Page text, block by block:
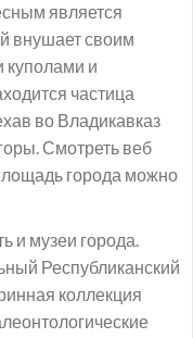
является
внушает своим
куполами и
частица
во Владикавказ
Смотреть веб
города можно
и музеи города.
Республиканский
коллекция